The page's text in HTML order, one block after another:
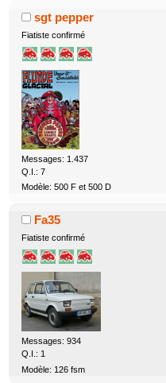
sgt pepper
Fiatiste confirmé
Messages: 1.437
Q.I.: 7
Modèle: 500 F et 500 D
Fa35
Fiatiste confirmé
Messages: 934
Q.I.: 1
Modèle: 126 fsm